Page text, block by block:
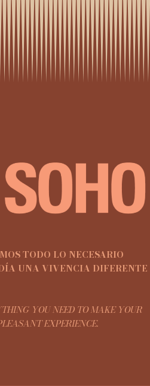
TODO LO NECESARIO
UNA VIVENCIA DIFERENTE
YOU NEED TO MAKE YOUR
EXPERIENCE.